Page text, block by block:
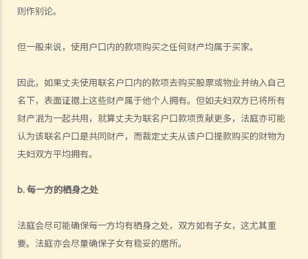
则作别论。
但一般来说，使用户口内的款项购买之任何财产均属于买家。
因此，如果丈夫使用联名户口内的款项去购买股票或物业并纳入自己
名下，表面证据上这些财产属于他个人拥有。但如夫妇双方已将所有
财产混为一起共用，就算丈夫为联名户口款项贡献更多，法庭亦可能
认为该联名户口是共同财产，而裁定丈夫从该户口提款购买的财物为
夫妇双方平均拥有。
b. 每一方的栖身之处
法庭会尽可能确保每一方均有栖身之处，双方如有子女，这尤其重
要。法庭亦会尽量确保子女有稳妥的居所。
F. 与非香港居民结婚
B. 香港永久居民与内地人士结婚
G. 已婚人士享有的福利与权益
A. 已婚人士免税额
B. 供养父母及供养祖父母或外祖父母免税额
H. 重婚
2. 在离婚呈请中，其中一方已被法庭命令为另一方支付附属济助。如果
否可以(a)根据新证据撤销判决，(b)请求法庭宣告婚姻因重婚而无效，以
及(c)请求取消对方获得附属济助的权利？